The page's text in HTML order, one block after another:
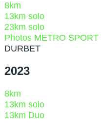
8km
13km solo
23km solo
Photos METRO SPORT
DURBET
2023
8km
13km solo
13km Duo